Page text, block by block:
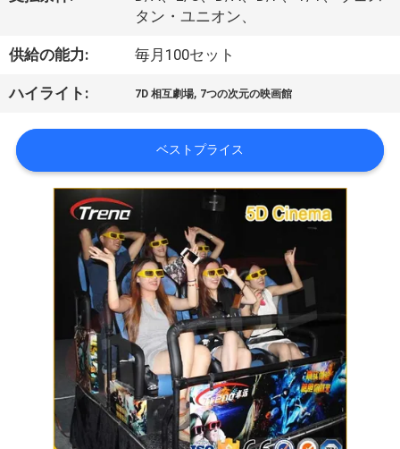
て
工
場
タン・ユニオン、
供給の能力: 毎月100セット
ハイライト: 7D 相互劇場, 7つの次元の映画館
ベストプライス